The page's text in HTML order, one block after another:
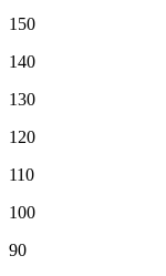
150
140
130
120
110
100
90